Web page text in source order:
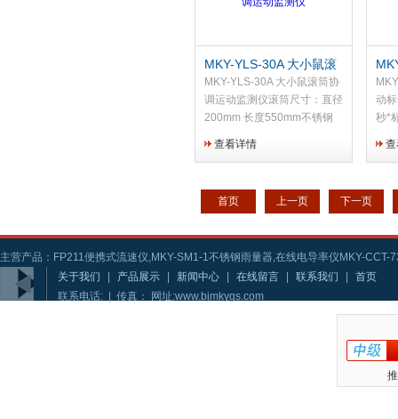
MKY-YLS-30A 大小鼠滚
筒协调运动监测仪
MKY-YLS-30A 大小鼠滚筒协
调运动监测仪滚筒尺寸：直径
200mm 长度550mm不锈钢
100mm网格尺寸 ：
整范围：1.5-2.5...
查看详情
部
动
秒*
用
首页 上一页 下一页
主营产品：FP211便携式流速仪,MKY-SM1-1不锈钢雨量器,在线电导率仪MKY-CCT-
关于我们
产品展示 新闻中心 在线留言 联系我们
首页
联系电话: | 传真： 网址:www.bjmkygs.com